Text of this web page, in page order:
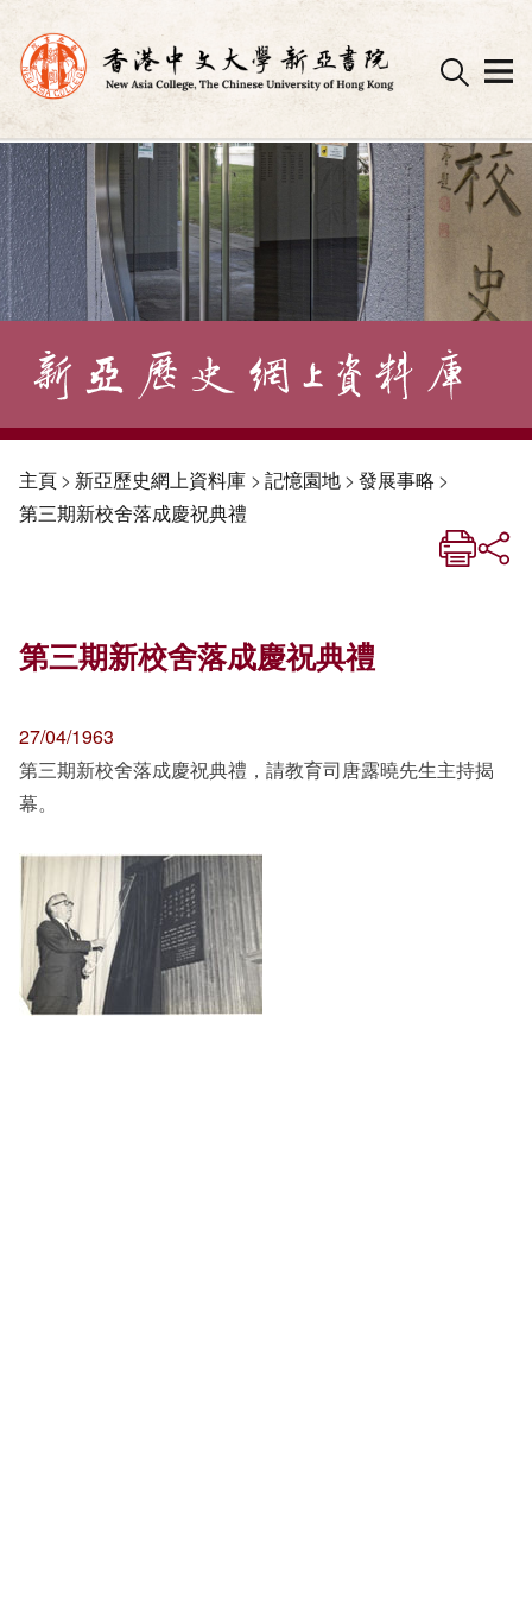
Skip
to
content
主頁> 新亞歷史網上資料庫 > 記憶園地> 發展事略 >
第三期新校舍落成慶祝典禮
第三期新校舍落成慶祝典禮
27/04/1963
第三期新校舍落成慶祝典禮，請教育司唐露曉先生主持揭
幕。